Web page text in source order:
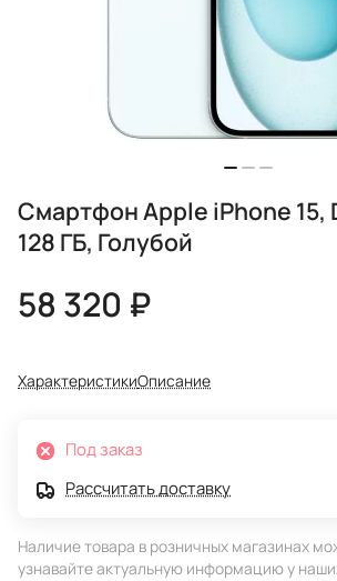
Смартфон Apple iPhone 15,
128 ГБ, Голубой
58 320 ₽
ХарактеристикиОписание
Под заказ
Рассчитать доставку
Наличие товара в розничных магазинах
узнавайте актуальную информацию у